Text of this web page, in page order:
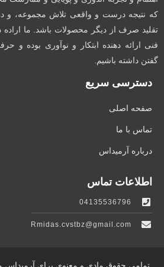
که نتیجه درست و واقعی تلاش مجموعه، و
تقلید صرف از دیگر محصولات باشد. ما اراده
فنی ارائه دهنده ابتکار و نوآوری بوده و
گفتن داشته باشیم.
دسترسی سریع
صفحه اصلی
تماس با ما
درباره آرمیداس
اطلاعات تماس
04135536796
Rmidas.cvstbz@gmail.com